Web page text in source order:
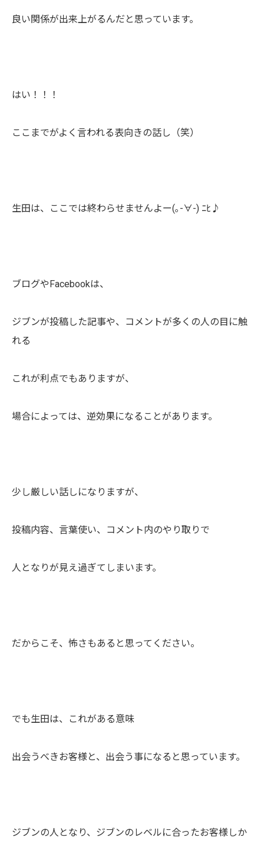
良い関係が出来上がるんだと思っています。
はい！！！
ここまでがよく言われる表向きの話し（笑）
生田は、ここでは終わらせませんよー(｡-∀-) ﾆﾋ♪
ブログやFacebookは、
ジブンが投稿した記事や、コメントが多くの人の目に触
れる
これが利点でもありますが、
場合によっては、逆効果になることがあります。
少し厳しい話しになりますが、
投稿内容、言葉使い、コメント内のやり取りで
人となりが見え過ぎてしまいます。
だからこそ、怖さもあると思ってください。
でも生田は、これがある意味
出会うべきお客様と、出会う事になると思っています。
ジブンの人となり、ジブンのレベルに合ったお客様しか